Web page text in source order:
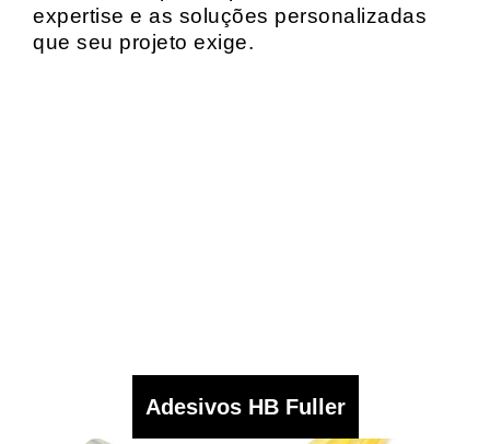
expertise e as soluções personalizadas
que seu projeto exige.
Adesivos HB Fuller